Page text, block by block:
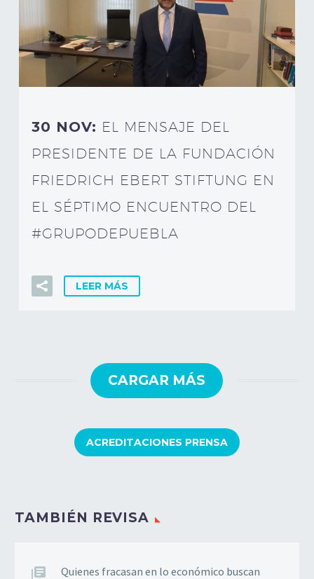
30 NOV: EL MENSAJE DEL
PRESIDENTE DE LA FUNDACIÓN
FRIEDRICH EBERT STIFTUNG EN
EL SÉPTIMO ENCUENTRO DEL
#GRUPODEPUEBLA
LEER MÁS
CARGAR MÁS
ACREDITACIONES PRENSA
TAMBIÉN REVISA
Quienes fracasan en lo económico buscan